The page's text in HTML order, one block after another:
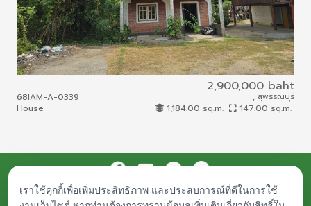
2,900,000 baht
68IAM-A-0339
House
, สุพรรณบุรี
1,184.00 sq.m. 147.00 sq.m.
Procurement Public Documents Career Contact Us
เราใช้คุกกี้เพื่อเพิ่มประสิทธิภาพ และประสบการณ์ที่ดีในการใช้